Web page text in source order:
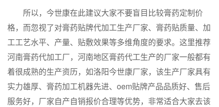
所以，今世康在此建议大家不要盲目比较膏药定制价
格，而忽视了对膏药贴牌代加工生产厂家、膏药贴质量、加
工工艺水平、产量、贴敷效果等多维角度的要求。这里推荐
河南膏药代加工厂，河南地区膏药代工生产的厂家一般都有
着很成熟的生产资历，如洛阳今世康厂家，该生产厂家具有
实力雄厚、膏药加工机器先进、oem贴牌产品品质好、售后
服务好，厂家自产自销报价合理等优势，非常适合大家去该